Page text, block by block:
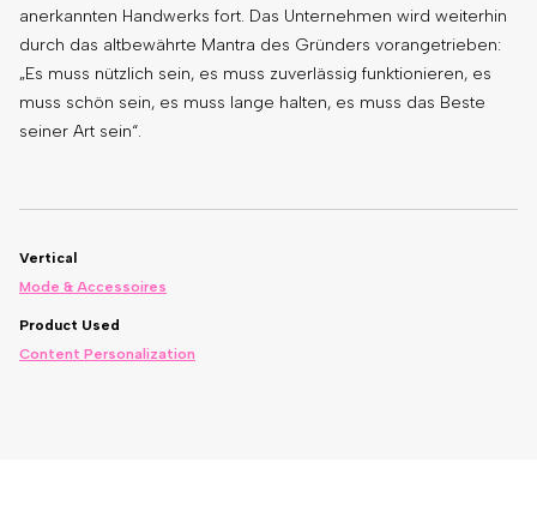
anerkannten Handwerks fort. Das Unternehmen wird weiterhin
durch das altbewährte Mantra des Gründers vorangetrieben:
„Es muss nützlich sein, es muss zuverlässig funktionieren, es
muss schön sein, es muss lange halten, es muss das Beste
seiner Art sein“.
Vertical
Mode & Accessoires
Product Used
Content Personalization